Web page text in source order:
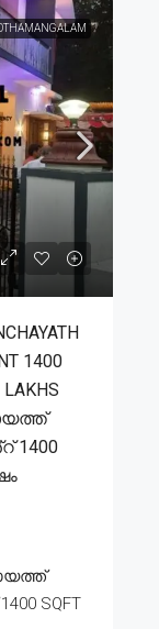
1400
LAKHS
1400
SQFT